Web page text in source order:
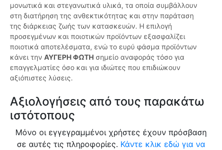
μονωτικά και στεγανωτικά υλικά, τα οποία συμβάλλουν
στη διατήρηση της ανθεκτικότητας και στην παράταση
της διάρκειας ζωής των κατασκευών. Η επιλογή
προσεγμένων και ποιοτικών προϊόντων εξασφαλίζει
ποιοτικά αποτελέσματα, ενώ το ευρύ φάσμα προϊόντων
κάνει την ΑΥΓΕΡΗ ΦΩΤΗ σημείο αναφοράς τόσο για
επαγγελματίες όσο και για ιδιώτες που επιδιώκουν
αξιόπιστες λύσεις.
Αξιολογήσεις από τους παρακάτω
ιστότοπους
Μόνο οι εγγεγραμμένοι χρήστες έχουν πρόσβαση
σε αυτές τις πληροφορίες. Κάντε κλικ εδώ για να